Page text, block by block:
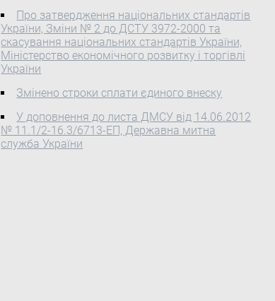
виробів" міста Біла Церква Київської області,
Національна служба посередництва і
примирення
Про реєстрацію колективного трудового спору
(конфлікту) між найманими працівниками
публічного акціонерного товариства
"Білоцерківський завод гумових технічних
виробів" міста Біла Церква Київської області та
публічним акціонерним товариством
Про затвердження національних стандартів
України, Зміни № 2 до ДСТУ 3972-2000 та
скасування національних стандартів України,
Міністерство економічного розвитку і торгівлі
України
Змінено строки сплати єдиного внеску
У доповнення до листа ДМСУ від 14.06.2012
№ 11.1/2-16.3/6713-ЕП, Державна митна
служба України